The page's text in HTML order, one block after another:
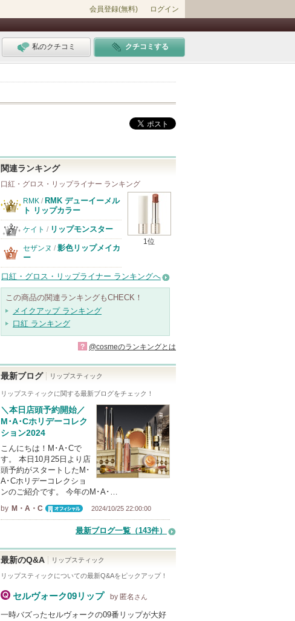
会員登録(無料) ログイン
私のクチコミ クチコミする
関連ランキング
口紅・グロス・リップライナー ランキング
1位
RMK / RMK デューイーメル
ト リップカラー
ケイト / リップモンスター
セザンヌ / 影色リップメイカ
ー
口紅・グロス・リップライナー ランキングへ
この商品の関連ランキングもCHECK！
メイクアップ ランキング
口紅 ランキング
? @cosmeのランキングとは
最新ブログ リップスティック
リップスティック に関する最新ブログをチェック！
＼本日店頭予約開始／
M･A･Cホリデーコレク
ション2024
こんにちは！M･A･Cで
す。 本日10月25日より店
頭予約がスタートしたM･
A･Cホリデーコレクショ
ンのご紹介です。 今年のM･A･…
by M・A・C
2024/10/25 22:00:00
最新ブログ一覧（143件）
最新のQ&A リップスティック
リップスティック についての最新Q&Aをピックアップ！
セルヴォーク09リップ by 匿名 さん
一時バズったセルヴォークの09番リップが大好